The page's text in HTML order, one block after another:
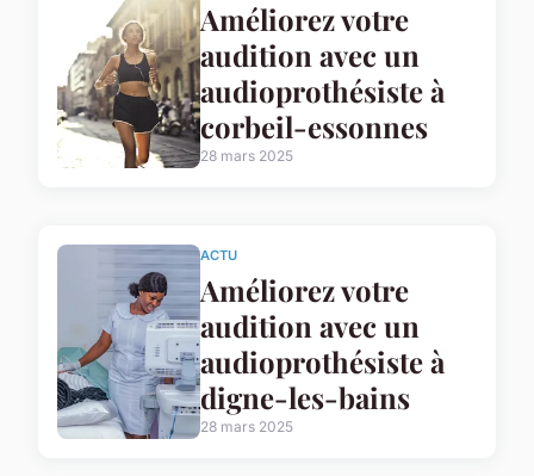
Améliorez votre
audition avec un
audioprothésiste à
corbeil-essonnes
28 mars 2025
ACTU
Améliorez votre
audition avec un
audioprothésiste à
digne-les-bains
28 mars 2025